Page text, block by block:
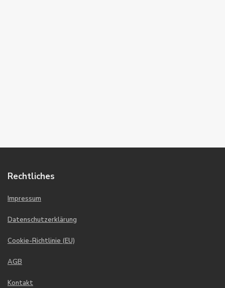
Rechtliches
Impressum
Datenschutzerklärung
Cookie-Richtlinie (EU)
AGB
Kontakt